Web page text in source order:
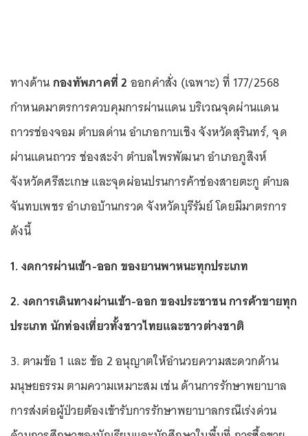
ทางด้านกองทัพภาคที่ 2 ออกคำสั่ง (เฉพาะ) ที่ 177/2568
กำหนดมาตรการควบคุมการผ่านแดน บริเวณจุดผ่านแดน
ถาวรช่องจอม ตำบลด่าน อำเภอกาบเชิง จังหวัดสุรินทร์, จุด
ผ่านแดนถาวร ช่องสะงำ ตำบลไพรพัฒนา อำเภอภูสิงห์
จังหวัดศรีสะเกษ และจุดผ่อนปรนการค้าช่องสายตะกู ตำบล
จันทบเพชร อำเภอบ้านกรวด จังหวัดบุรีรัมย์ โดยมีมาตรการ
ดังนี้
1. งดการผ่านเข้า-ออก ของยานพาหนะทุกประเภท
2. งดการเดินทางผ่านเข้า-ออก ของประชาชน การค้าขายทุก
ประเภท นักท่องเที่ยวทั้งชาวไทยและชาวต่างชาติ
3. ตามข้อ 1 และ ข้อ 2 อนุญาตให้อำนวยความสะดวกด้าน
มนุษยธรรม ตามความเหมาะสม เช่น ด้านการรักษาพยาบาล
การส่งต่อผู้ป่วยต้องเข้ารับการรักษาพยาบาลกรณีเร่งด่วน